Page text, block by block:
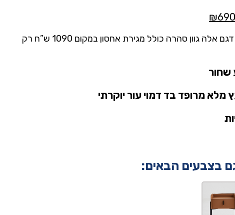
₪
הוא:
שידה מעוצבת דגם אלה גוון סהרה כולל מגירת אחסון במקום 1090 ש”ח רק
שחור
מלא מרופד בד דמוי עור יוקרתי
גם בצבעים הבאים: